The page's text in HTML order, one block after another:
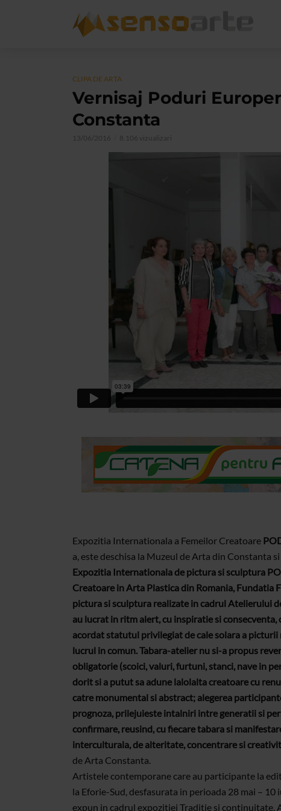
CLIPA DE ARTA
Vernisaj Poduri
Constanta
13/06/2016 8.106 vizualizari
Expozitia Internationala a Femeilor Creatoare
a, este deschisa la Muzeul de Arta din Constanta
Expozitia Internationala de pictura si sculptura
Creatoare in Arta Plastica din Romania, Fundatia
pictura si sculptura realizate in cadrul Atelierului
au lucrat in ritm alert, cu inspiratie si
acordat statutul privilegiat de cale solara a
lucrul in comun. Tabara-atelier nu si-a propus
obligatorie (scoici, valuri, furtuni, stanci, nave in
dorit si a putut sa adune lalolalta creatoare cu
catre monumental si abstract; alegerea
prognoza, prilejuieste intalniri intre generatii si
confirmare, reusind, cu fiecare tabara si
interculturala, de alteritate, concentrare si
de Arta Constanta.
Artistele contemporane care au participante la
la Eforie-Sud, desfasurata in perioada 28 mai –
expun in cadrul expozitiei Traditie si continuitate.